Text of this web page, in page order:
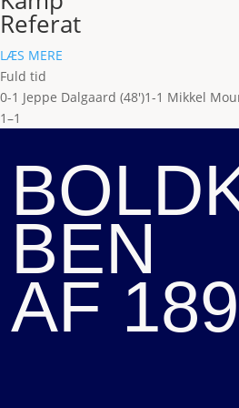
Referat
LÆS MERE
Fuld tid
0-1 Jeppe Dalgaard (48')1-1 Mikkel
1–1
BEN
AF